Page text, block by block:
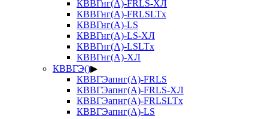
КВВГнг(А)-FRLS-ХЛ
КВВГнг(А)-FRLSLTx
КВВГнг(А)-LS
КВВГнг(А)-LS-ХЛ
КВВГнг(А)-LSLTx
КВВГнг(А)-ХЛ
КВВГЭ()▶
КВВГЭапнг(А)-FRLS
КВВГЭапнг(А)-FRLS-ХЛ
КВВГЭапнг(А)-FRLSLTx
КВВГЭапнг(А)-LS